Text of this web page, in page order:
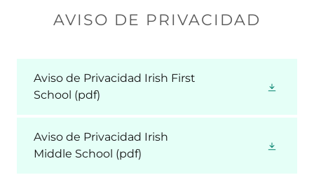
AVISO DE PRIVACIDAD
Aviso de Privacidad Irish First
School (pdf)
Aviso de Privacidad Irish
Middle School (pdf)